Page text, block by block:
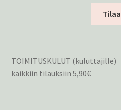
Tilaa
TOIMITUSKULUT (kuluttajille)
kaikkiin tilauksiin 5,90€